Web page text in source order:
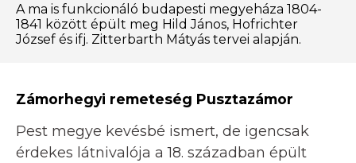
A ma is funkcionáló budapesti megyeháza 1804-
1841 között épült meg Hild János, Hofrichter
József és ifj. Zitterbarth Mátyás tervei alapján.
Zámorhegyi remeteség Pusztazámor
Pest megye kevésbé ismert, de igencsak
érdekes látnivalója a 18. században épült